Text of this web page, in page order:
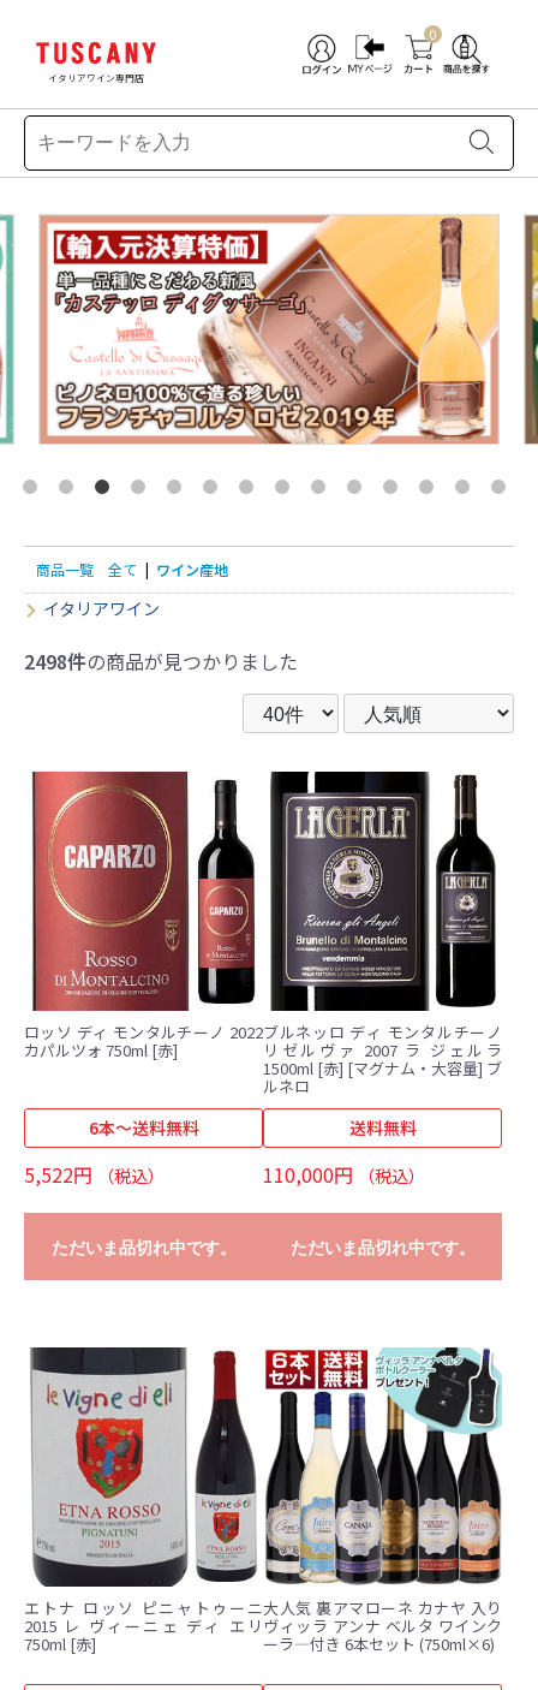
イタリアワイン専門店
0
商品一覧 全て | ワイン産地
イタリアワイン
2498件の商品が見つかりました
ロッソ ディ モンタルチーノ 2022
カパルツォ 750ml [赤]
6本～送料無料
5,522円 （税込）
ただいま品切れ中です。
ブルネッロ ディ モンタルチーノ
リゼルヴァ 2007 ラ ジェルラ
1500ml [赤] [マグナム・大容量] ブ
ルネロ
送料無料
110,000円 （税込）
ただいま品切れ中です。
エトナ ロッソ ピニャトゥーニ
2015 レ ヴィーニェ ディ エリ
750ml [赤]
大人気 裏アマローネ カナヤ 入り
ヴィッラ アンナ ベルタ ワインク
ーラ―付き 6本セット (750ml×6)